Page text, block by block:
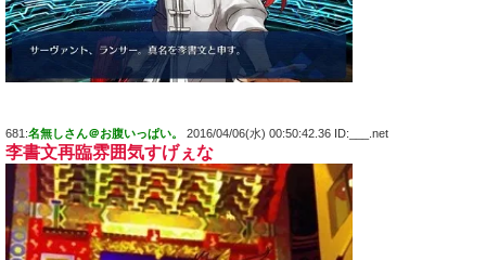
681:名無しさん＠お腹いっぱい。 2016/04/06(水) 00:50:42.36 ID:___.net
李書文再臨雰囲気すげぇな